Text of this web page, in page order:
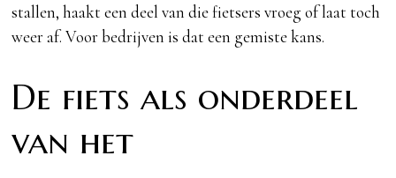
stallen, haakt een deel van die fietsers vroeg of laat toch
weer af. Voor bedrijven is dat een gemiste kans.
De fiets als onderdeel
van het